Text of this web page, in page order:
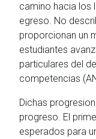
camino hacia los
egreso. No
proporcionan un
estudiantes
particulares del
competencias
Dichas
progreso. El
esperados para